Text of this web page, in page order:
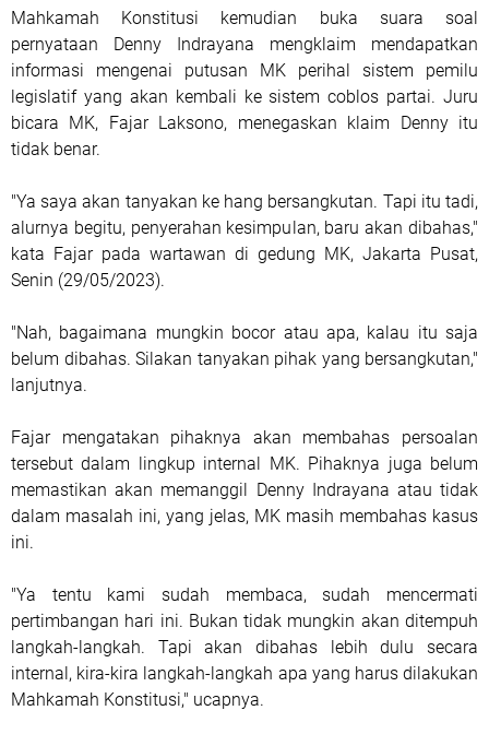
Mahkamah Konstitusi kemudian buka suara soal
pernyataan Denny Indrayana mengklaim mendapatkan
informasi mengenai putusan MK perihal sistem pemilu
legislatif yang akan kembali ke sistem coblos partai. Juru
bicara MK, Fajar Laksono, menegaskan klaim Denny itu
tidak benar.
"Ya saya akan tanyakan ke hang bersangkutan. Tapi itu tadi,
alurnya begitu, penyerahan kesimpulan, baru akan dibahas,"
kata Fajar pada wartawan di gedung MK, Jakarta Pusat,
Senin (29/05/2023).
"Nah, bagaimana mungkin bocor atau apa, kalau itu saja
belum dibahas. Silakan tanyakan pihak yang bersangkutan,"
lanjutnya.
Fajar mengatakan pihaknya akan membahas persoalan
tersebut dalam lingkup internal MK. Pihaknya juga belum
memastikan akan memanggil Denny Indrayana atau tidak
dalam masalah ini, yang jelas, MK masih membahas kasus
ini.
"Ya tentu kami sudah membaca, sudah mencermati
pertimbangan hari ini. Bukan tidak mungkin akan ditempuh
langkah-langkah. Tapi akan dibahas lebih dulu secara
internal, kira-kira langkah-langkah apa yang harus dilakukan
Mahkamah Konstitusi," ucapnya.